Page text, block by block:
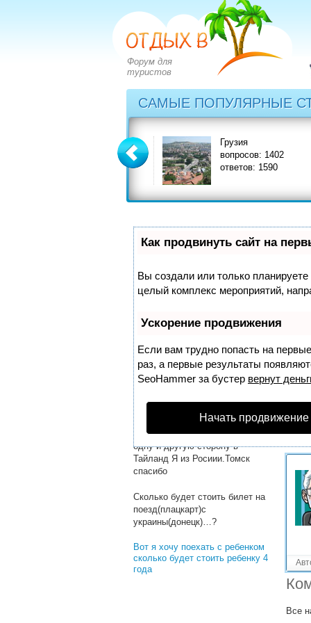
Форум для
туристов
САМЫЕ ПОПУЛЯРНЫЕ
вопросов: 2828
Грузия
вопросов: 1402
ответов: 1590
Решенные вопросы!
Сколько будет стоить тур в
барселону на трех человек
Сколько будет стоить
растаможка авто из германии?
Здравствуйте.
Рассчитайте,сколько будет
стоить перелет на самолете в
одну и другую сторону в
Тайланд Я из Росиии.Томск
спасибо
Сколько будет стоить билет на
поезд(плацкарт)с
украины(донецк)…?
Вот я хочу поехать с ребенком
сколько будет стоить ребенку 4
года
Как продвинуть сайт на
Вы создали или только планируете
целый комплекс мероприятий,
Ускорение продвижения
Если вам трудно попасть на
раз, а первые результаты
SeoHammer за бустер вернут
Начать продвижение
Все